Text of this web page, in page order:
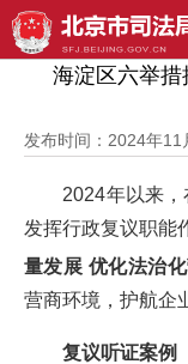
首页>首页>行政复
海淀区六举
发布时间：2024年11
2024年以来，
发挥行政复议职能
量发展 优化法治
营商环境，护航企
复议听证案例